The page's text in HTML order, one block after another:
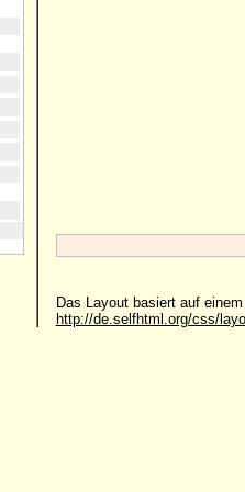
Das Layout basiert auf
http://de.selfhtml.org/css/